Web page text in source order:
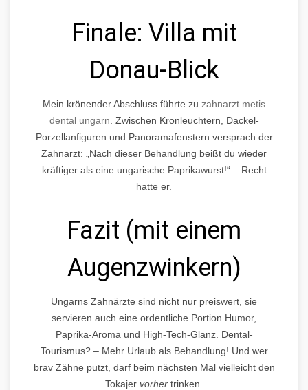
Finale: Villa mit
Donau-Blick
Mein krönender Abschluss führte zu zahnarzt metis
dental ungarn . Zwischen Kronleuchtern, Dackel-
Porzellanfiguren und Panoramafenstern versprach der
Zahnarzt: „Nach dieser Behandlung beißt du wieder
kräftiger als eine ungarische Paprikawurst!“ – Recht
hatte er.
Fazit (mit einem
Augenzwinkern)
Ungarns Zahnärzte sind nicht nur preiswert, sie
servieren auch eine ordentliche Portion Humor,
Paprika-Aroma und High-Tech-Glanz. Dental-
Tourismus? – Mehr Urlaub als Behandlung! Und wer
brav Zähne putzt, darf beim nächsten Mal vielleicht den
Tokajer vorher trinken.